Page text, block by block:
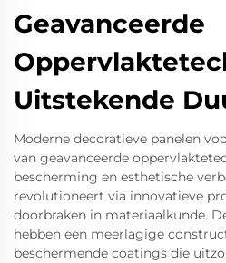
Geavanceerde
Uitstekende
Moderne decoratieve panelen
van geavanceerde
bescherming en esthetische
revolutioneert via innovatieve
doorbraken in materiaalkunde.
hebben een meerlagige
beschermende coatings die